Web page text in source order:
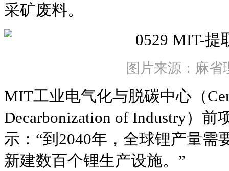
采矿废料。
图片来源：麻省
MIT工业电气化与脱碳中心（
Decarbonization of Industry）前
示：“到2040年，全球锂产量需
新建数百个锂生产设施。”